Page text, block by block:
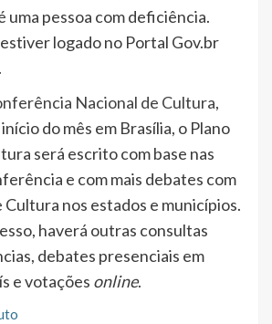
uma pessoa com deficiência.
logado no Portal Gov.br
Nacional de Cultura,
do mês em Brasília, o Plano
será escrito com base nas
e com mais debates com
Cultura nos estados e municípios.
haverá outras consultas
debates presenciais em
e votações online.